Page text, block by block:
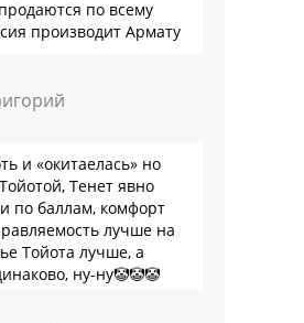
по всему
производит Армату
и «окитаелась» но
Тенет явно
по баллам, комфорт
лучше на
Тойота лучше, а
ну-ну🤡🤡🤡